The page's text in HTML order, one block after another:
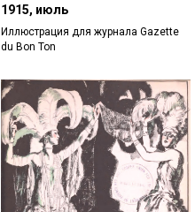
1915, июль
Иллюстрация для журнала Gazette
du Bon Ton